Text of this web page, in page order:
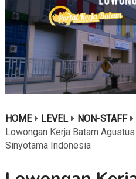
HOME LEVEL
NON-STAFF
Lowongan Kerja Batam
Sinyotama Indonesia